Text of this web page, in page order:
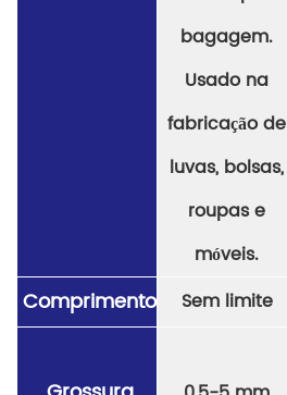
bagagem.
Usado na
fabricação de
luvas, bolsas,
roupas e
móveis.
Comprimento Sem limite